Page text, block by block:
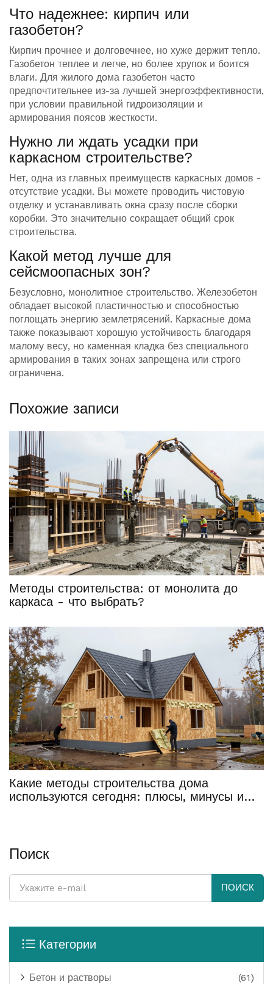
Что надежнее: кирпич или
газобетон?
Кирпич прочнее и долговечнее, но хуже держит тепло.
Газобетон теплее и легче, но более хрупок и боится
влаги. Для жилого дома газобетон часто
предпочтительнее из-за лучшей энергоэффективности,
при условии правильной гидроизоляции и
армирования поясов жесткости.
Нужно ли ждать усадки при
каркасном строительстве?
Нет, одна из главных преимуществ каркасных домов -
отсутствие усадки. Вы можете проводить чистовую
отделку и устанавливать окна сразу после сборки
коробки. Это значительно сокращает общий срок
строительства.
Какой метод лучше для
сейсмоопасных зон?
Безусловно, монолитное строительство. Железобетон
обладает высокой пластичностью и способностью
поглощать энергию землетрясений. Каркасные дома
также показывают хорошую устойчивость благодаря
малому весу, но каменная кладка без специального
армирования в таких зонах запрещена или строго
ограничена.
Похожие записи
Методы строительства: от монолита до
каркаса - что выбрать?
Какие методы строительства дома
используются сегодня: плюсы, минусы и
Поиск
ПОИСК
Категории
Бетон и растворы (61)